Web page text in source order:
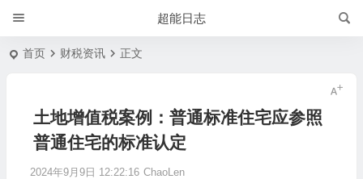
超能日志
首页 财税资讯 正文
土地增值税案例：普通标准住宅应参照
普通住宅的标准认定
2024年9月9日 12:22:16 ChaoLen